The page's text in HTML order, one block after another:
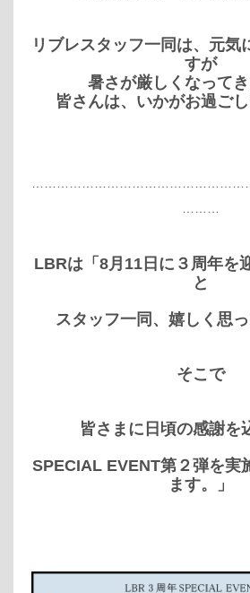
リブレスタッフ一同は、元気
すが
暑さが厳しくなって
皆さんは、いかがお過ごし
LBRは「8月11日に３周年を
と
スタッフ一同、嬉しく思っ
そこで
皆さまに日頃の感謝を
SPECIAL EVENT第２弾を実
ます。」